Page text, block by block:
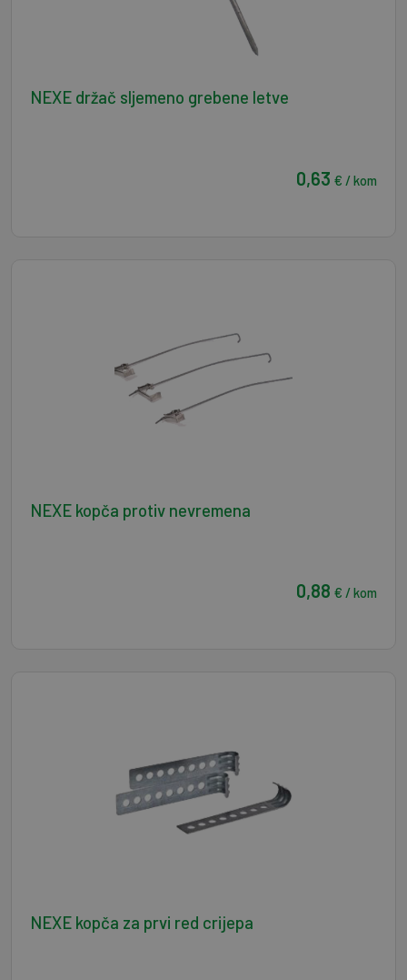
NEXE držač sljemeno grebene letve
0,63 € / kom
NEXE kopča protiv nevremena
0,88 € / kom
NEXE kopča za prvi red crijepa